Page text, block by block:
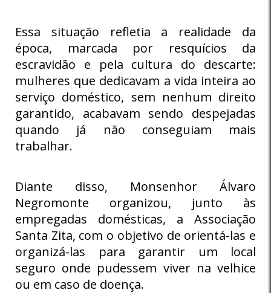
Essa situação refletia a realidade da
época, marcada por resquícios da
escravidão e pela cultura do descarte:
mulheres que dedicavam a vida inteira ao
serviço doméstico, sem nenhum direito
garantido, acabavam sendo despejadas
quando já não conseguiam mais
trabalhar.
Diante disso, Monsenhor Álvaro
Negromonte organizou, junto às
empregadas domésticas, a Associação
Santa Zita, com o objetivo de orientá-las e
organizá-las para garantir um local
seguro onde pudessem viver na velhice
ou em caso de doença.